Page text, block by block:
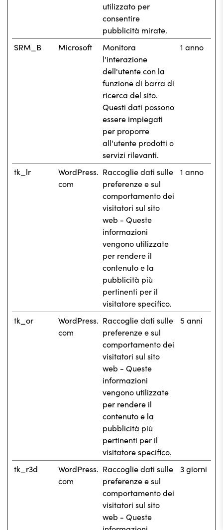
utilizzato per
consentire
pubblicità mirate.
SRM_B Microsoft
Monitora
l'interazione
dell'utente con la
funzione di barra di
ricerca del sito.
Questi dati possono
essere impiegati
per proporre
all'utente prodotti o
servizi rilevanti.
1 anno
tk_lr
WordPress.
com
Raccoglie dati sulle
preferenze e sul
comportamento dei
visitatori sul sito
web - Queste
informazioni
vengono utilizzate
per rendere il
contenuto e la
pubblicità più
pertinenti per il
visitatore specifico.
1 anno
tk_or
WordPress.
com
Raccoglie dati sulle
preferenze e sul
comportamento dei
visitatori sul sito
web - Queste
informazioni
vengono utilizzate
per rendere il
contenuto e la
pubblicità più
pertinenti per il
visitatore specifico.
5 anni
tk_r3d
WordPress.
com
Raccoglie dati sulle
preferenze e sul
comportamento dei
visitatori sul sito
web - Queste
3 giorni